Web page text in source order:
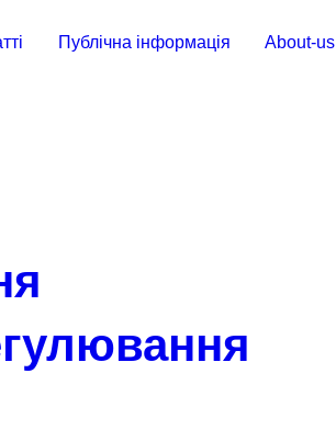
Публічна інформація About-us